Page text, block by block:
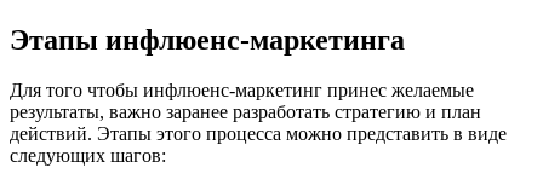
Этапы инфлюенс-маркетинга
Для того чтобы инфлюенс-маркетинг принес желаемые
результаты, важно заранее разработать стратегию и план
действий. Этапы этого процесса можно представить в виде
следующих шагов: